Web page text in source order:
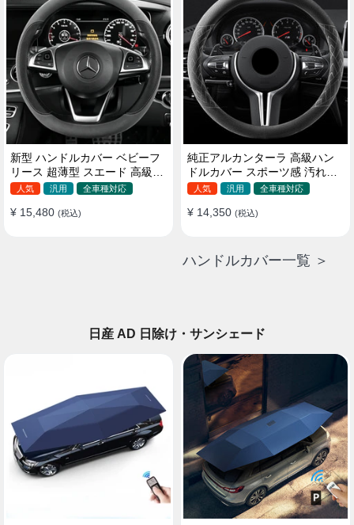
新型 ハンドルカバー ベビーフ
リース 超薄型 スエード 高級感
四季汎用 3色展開 38CM
人気 汎用 全車種対応
¥ 15,480 (税込)
純正アルカンターラ 高級ハン
ドルカバー スポーツ感 汚れ防
止 おしゃれ 全車種対応
人気 汎用 全車種対応
¥ 14,350 (税込)
ハンドルカバー一覧 ＞
日産 AD 日除け・サンシェード